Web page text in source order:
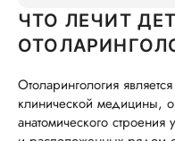
ЧТО ЛЕЧИТ
Отоларингология
клинической медицины,
анатомического